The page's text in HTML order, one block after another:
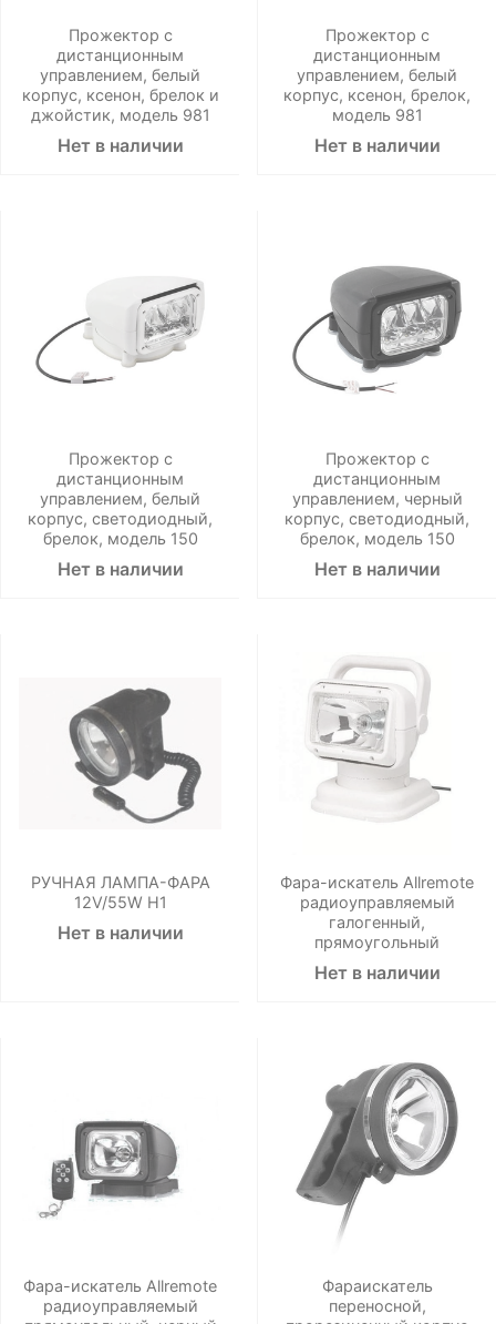
Прожектор с
дистанционным
управлением, белый
корпус, ксенон, брелок и
джойстик, модель 981
Нет в наличии
Прожектор с
дистанционным
управлением, белый
корпус, ксенон, брелок,
модель 981
Нет в наличии
Прожектор с
дистанционным
управлением, белый
корпус, светодиодный,
брелок, модель 150
Нет в наличии
Прожектор с
дистанционным
управлением, черный
корпус, светодиодный,
брелок, модель 150
Нет в наличии
РУЧНАЯ ЛАМПА-ФАРА
12V/55W H1
Нет в наличии
Фара-искатель Allremote
радиоуправляемый
галогенный,
прямоугольный
Нет в наличии
Фара-искатель Allremote
радиоуправляемый
Фараискатель
переносной,